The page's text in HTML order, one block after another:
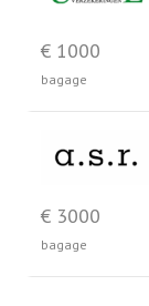
€ 1000
bagage
€ 3000
bagage